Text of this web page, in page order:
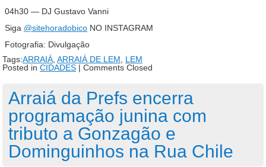
04h30 — DJ Gustavo Vanni
Siga @sitehoradobico NO INSTAGRAM
Fotografia: Divulgação
Tags:ARRAIÁ ARRAIÁ DE LEM
LEM
Posted in CIDADES | Comments Closed
Arraiá da Prefs encerra
programação junina com
tributo a Gonzagão e
Dominguinhos na Rua Chile